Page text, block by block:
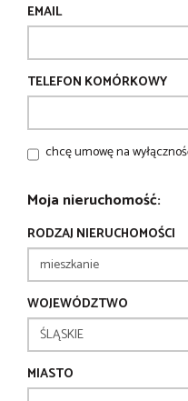
EMAIL
TELEFON KOMÓRKOWY
chcę umowę na
Moja nieruchomość:
RODZAJ NIERUCHOMOŚCI
WOJEWÓDZTWO
MIASTO